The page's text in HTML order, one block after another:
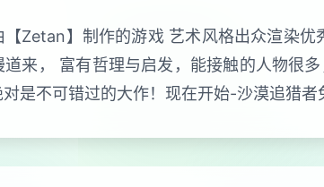
Zetan】制作的游戏 艺术风格出众渲染
来， 富有哲理与启发，能接触的人物很
是不可错过的大作！现在开始-沙漠追猎者